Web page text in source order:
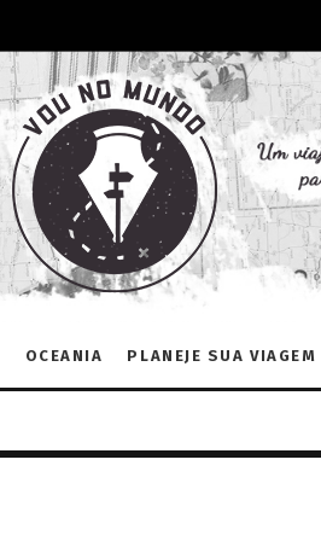
OCEANIA PLANEJE SUA VIAGEM